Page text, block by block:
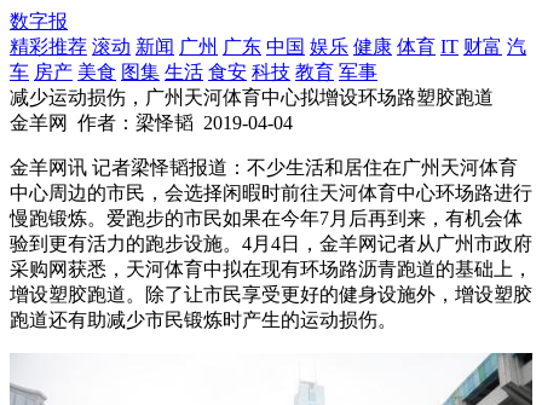
数字报
精彩推荐 滚动 新闻 广州 广东 中国 娱乐 健康 体育 IT 财富 汽
车 房产 美食 图集 生活 食安 科技 教育 军事
减少运动损伤，广州天河体育中心拟增设环场路塑胶跑道
金羊网
作者：梁怿韬 2019-04-04
金羊网讯 记者梁怿韬报道：不少生活和居住在广州天河体育
中心周边的市民，会选择闲暇时前往天河体育中心环场路进行
慢跑锻炼。爱跑步的市民如果在今年7月后再到来，有机会体
验到更有活力的跑步设施。4月4日，金羊网记者从广州市政府
采购网获悉，天河体育中拟在现有环场路沥青跑道的基础上，
增设塑胶跑道。除了让市民享受更好的健身设施外，增设塑胶
跑道还有助减少市民锻炼时产生的运动损伤。